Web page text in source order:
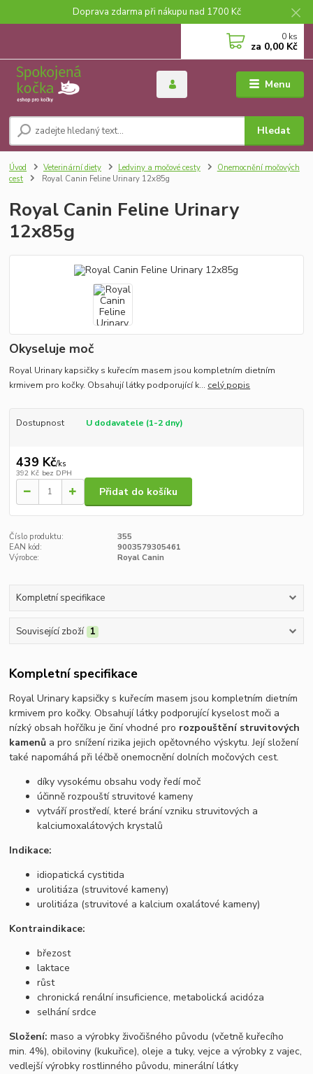
Doprava zdarma při nákupu nad 1700 Kč
Menu
Hledat
0 ks
za 0,00 Kč
Úvod Veterinární diety Ledviny a močové cesty
Onemocnění močových
cest
Royal Canin Feline Urinary 12x85g
Royal Canin Feline Urinary
12x85g
Okyseluje moč
Royal Urinary kapsičky s kuřecím masem jsou kompletním dietním
krmivem pro kočky. Obsahují látky podporující k... celý popis
Dostupnost U dodavatele (1-2 dny)
439 Kč/ks
392 Kč bez DPH
Přidat do košíku
Číslo produktu:
355
EAN kód:
9003579305461
Výrobce:
Royal Canin
Kompletní specifikace
Související zboží 1
Kompletní specifikace
Royal Urinary kapsičky s kuřecím masem jsou kompletním dietním
krmivem pro kočky. Obsahují látky podporující kyselost moči a
nízký obsah hořčíku je činí vhodné pro rozpouštění struvitových
kamenů a pro snížení rizika jejich opětovného výskytu. Její složení
také napomáhá při léčbě onemocnění dolních močových cest.
díky vysokému obsahu vody ředí moč
účinně rozpouští struvitové kameny
vytváří prostředí, které brání vzniku struvitových a
kalciumoxalátových krystalů
Indikace:
idiopatická cystitida
urolitiáza (struvitové kameny)
urolitiáza (struvitové a kalcium oxalátové kameny)
Kontraindikace:
březost
laktace
růst
chronická renální insuficience, metabolická acidóza
selhání srdce
Složení:maso a výrobky živočišného původu (včetně kuřecího
min. 4%), obiloviny (kukuřice), oleje a tuky, vejce a výrobky z vajec,
vedlejší výrobky rostlinného původu, minerální látky